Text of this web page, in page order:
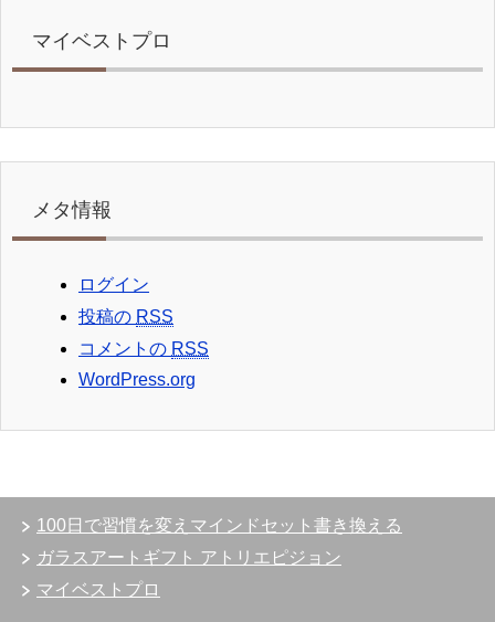
マイベストプロ
メタ情報
ログイン
投稿の RSS
コメントの RSS
WordPress.org
100日で習慣を変えマインドセット書き換える
ガラスアートギフト アトリエピジョン
マイベストプロ